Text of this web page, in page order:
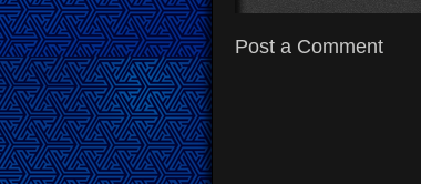
Post a Comment